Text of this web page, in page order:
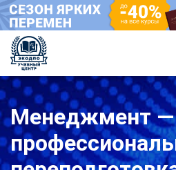
Менеджмент —